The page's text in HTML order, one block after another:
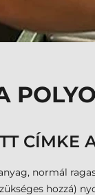
CÍMKE
normál
hozzá)